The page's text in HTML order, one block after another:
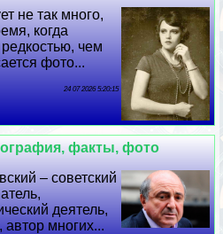
не так много,
когда
чем
фото...
24 07 2026 5:20:15
факты, фото
– советский
деятель,
многих...